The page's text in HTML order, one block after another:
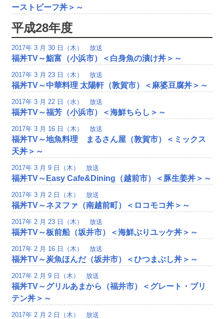
ーストビーフ丼＞～
平成28年度
2017年 3 月 30 日（木） 放送
福丼TV～鮨富（小浜市）＜白身魚の漬け丼＞～
2017年 3 月 23 日（木） 放送
福丼TV～中華料理 太陽軒（敦賀市）＜麻婆豆腐丼＞～
2017年 3 月 22 日（水） 放送
福丼TV～福芳（小浜市）＜海鮮ちらし＞～
2017年 3 月 16 日（木） 放送
福丼TV～地魚料理 まるさん屋（敦賀市）＜ミックス
天丼＞～
2017年 3 月 9 日（木） 放送
福丼TV～Easy Cafe&Dining（越前市）＜豚生姜丼＞～
2017年 3 月 2 日（木） 放送
福丼TV～ネヌファ（南越前町）＜ロコモコ丼＞～
2017年 2 月 23 日（木） 放送
福丼TV～板前船（坂井市）＜海鮮ぶりユッケ丼＞～
2017年 2 月 16 日（木） 放送
福丼TV～炭魚ほんだ（坂井市）＜ひつまぶし丼＞～
2017年 2 月 9 日（木） 放送
福丼TV～グリルあまから（福井市）＜グレート・ブリ
テン丼＞～
2017年 2 月 2 日（木） 放送